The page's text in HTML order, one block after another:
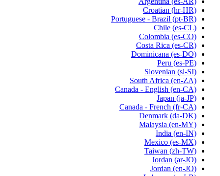
Croatian (hr-HR)
Portuguese - Brazil (pt-BR)
Chile (es-CL)
Colombia (es-CO)
Costa Rica (es-CR)
Dominicana (es-DO)
Peru (es-PE)
Slovenian (sl-SI)
South Africa (en-ZA)
Canada - English (en-CA)
Japan (ja-JP)
Canada - French (fr-CA)
Denmark (da-DK)
Malaysia (en-MY)
India (en-IN)
Mexico (es-MX)
Taiwan (zh-TW)
Jordan (ar-JO)
Jordan (en-JO)